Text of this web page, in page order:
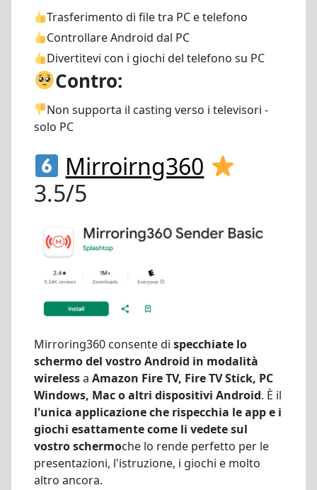
Trasferimento di file tra PC e telefono
Controllare Android dal PC
Divertitevi con i giochi del telefono su PC
Contro:
Non supporta il casting verso i televisori -
solo PC
Mirroirng360
3.5/5
Mirroring360 consente di specchiate lo
schermo del vostro Android in modalità
wirelessa Amazon Fire TV, Fire TV Stick, PC
Windows, Mac o altri dispositivi Android. È il
l'unica applicazione che rispecchia le app e i
giochi esattamente come li vedete sul
vostro schermoche lo rende perfetto per le
presentazioni, l'istruzione, i giochi e molto
altro ancora.